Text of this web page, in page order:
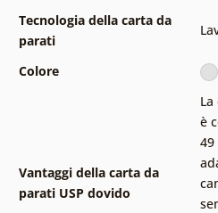
Tecnologia della carta da
parati
Colore
Vantaggi della carta da
parati USP dovido
è
49